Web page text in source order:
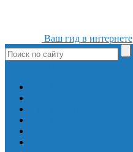
Ваш гид в интернете